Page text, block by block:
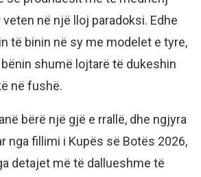
në një lloj paradoksi. Edhe
të binin në sy me modelet e tyre,
bënin shumë lojtarë të dukeshin
në fushë.
bërë një gjë e rrallë, dhe ngjyra
nga fillimi i Kupës së Botës 2026,
detajet më të dallueshme të